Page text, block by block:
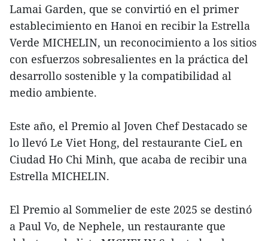
Lamai Garden, que se convirtió en el primer
establecimiento en Hanoi en recibir la Estrella
Verde MICHELIN, un reconocimiento a los sitios
con esfuerzos sobresalientes en la práctica del
desarrollo sostenible y la compatibilidad al
medio ambiente.
Este año, el Premio al Joven Chef Destacado se
lo llevó Le Viet Hong, del restaurante CieL en
Ciudad Ho Chi Minh, que acaba de recibir una
Estrella MICHELIN.
El Premio al Sommelier de este 2025 se destinó
a Paul Vo, de Nephele, un restaurante que